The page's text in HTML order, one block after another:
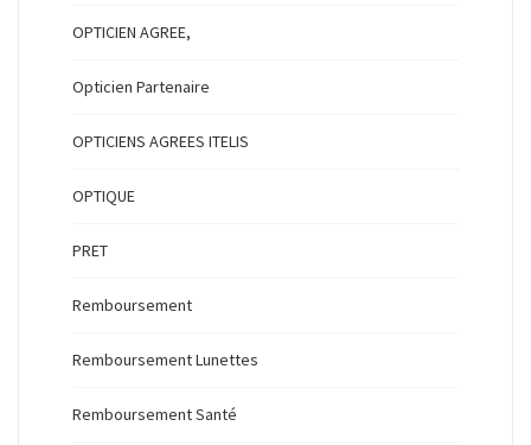
OPTICIEN AGREE,
Opticien Partenaire
OPTICIENS AGREES ITELIS
OPTIQUE
PRET
Remboursement
Remboursement Lunettes
Remboursement Santé